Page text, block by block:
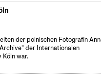
der polnischen Fotografin
der Internationalen
Köln war.